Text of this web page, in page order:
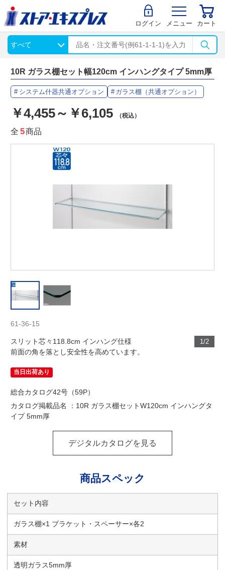
ログイン メニュー カート
10R ガラス棚セット幅120cm インハングタイプ 5mm厚
システム什器共通オプション ガラス棚（共通オプション）
￥4,455～￥6,105 （税込）
全 5商品
1/2
61-36-15
スリット芯々118.8cm インハング仕様
前面の角を落とし安全性を高めています。
当日出荷あり
総合カタログ42号（59P）
カタログ掲載品名 ：10R ガラス棚セットW120cm インハングタ
イプ 5mm厚
デジタルカタログを見る
商品スペック
セット内容
ガラス棚×1 ブラケット・スペーサー×各2
素材
透明ガラス5mm厚